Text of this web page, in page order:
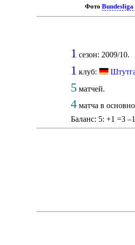
Фото Bundesliga
1 сезон: 2009/10.
1 клуб:
5 матчей.
4матча в
Баланс: 5: +1 =3